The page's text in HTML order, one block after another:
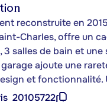
reconstruite en
Charles, offre un
3 salles de bain et
ajoute une
et fonctionnalité.
20105722